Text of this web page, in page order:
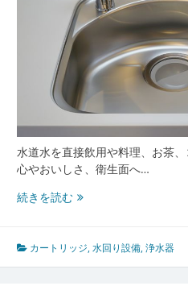
支
え
る
暮
し
の
新
定
番
水道水を直接飲用や料理、お茶
心やおいしさ、衛生面へ…
続きを読む日々
心
と
カートリッジ,水回り設備,浄水器